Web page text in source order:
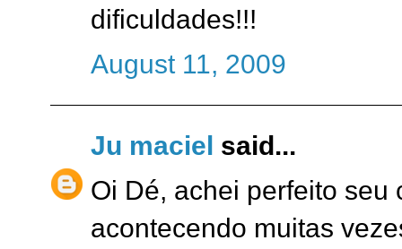
dificuldades!!!
August 11, 2009
Ju maciel said...
Oi Dé, achei perfeito seu
acontecendo muitas